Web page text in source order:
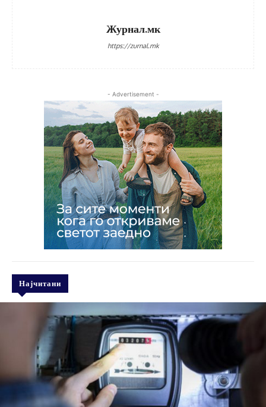
Журнал.мк
https://zurnal.mk
- Advertisement -
Најчитани